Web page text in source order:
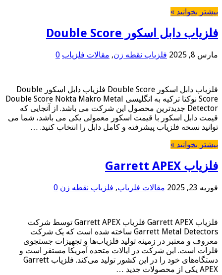
بیشتر بخوانید »
فلزیاب دابل اسکور Double Score
مارس 8, 2025 فلزیاب نقطه زن, مقالات فلزیاب 0
فلزیاب دابل اسکور Double Score فلزیاب دابل اسکور Double
Score نوکتا ترکیه به انگلیسی Double Score Nokta Makro Metal
Detector جدیدترین محصول این شرکت می باشد. از آنجایی که
قیمت دابل اسکور با قیمت اسکور معمولی یکی می باشد، شما می
توانید نسخه فلزیاب پیشرفته و کامل دابل را انتخاب کنید. …
بیشتر بخوانید »
فلزیاب Garrett APEX
فوریه 23, 2025 مقالات فلزیاب, فلزیاب نقطه زن 0
فلزیاب Garrett APEX فلزیاب Garrett APEX توسط شرکت
Garrett Metal Detectors ساخته شده است که یک شرکت
معروف و معتبر در زمینه تولید فلزیاب‌ها و تجهیزات جستجوی
فلزات است. این شرکت در ایالات متحده آمریکا مستقر است و
دستگاه‌های خود را در این کشور تولید می‌کند. فلزیاب Garrett
APEX یکی از محصولات جدید …